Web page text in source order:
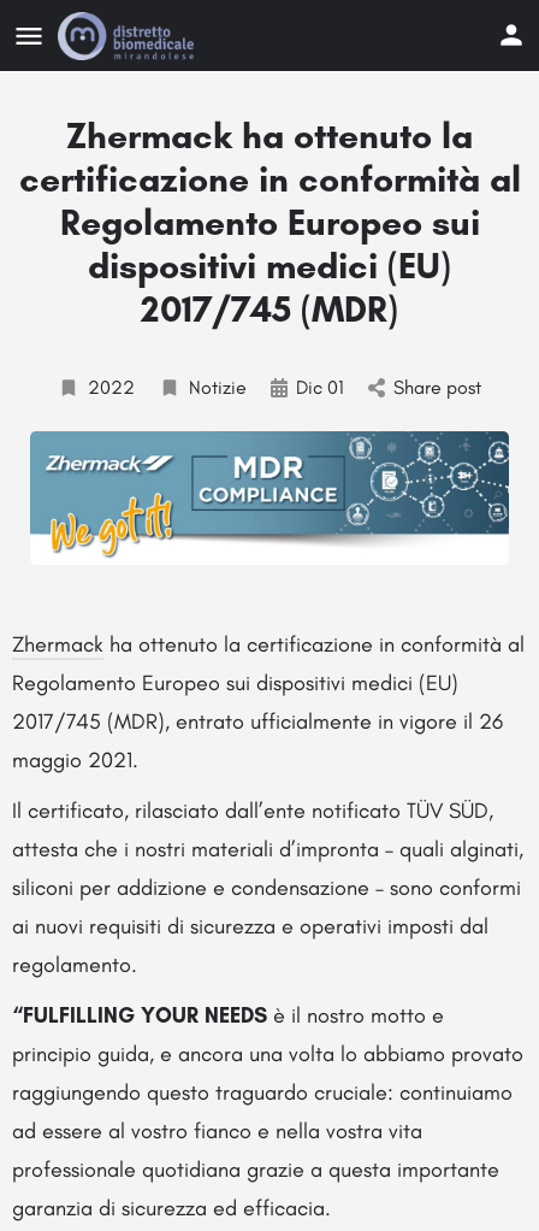
Zhermack ha ottenuto la
certificazione in conformità al
Regolamento Europeo sui
dispositivi medici (EU)
2017/745 (MDR)
2022 Notizie Dic 01 Share post
Zhermack ha ottenuto la certificazione in conformità al
Regolamento Europeo sui dispositivi medici (EU)
2017/745 (MDR), entrato ufficialmente in vigore il 26
maggio 2021.
Il certificato, rilasciato dall’ente notificato TÜV SÜD,
attesta che i nostri materiali d’impronta – quali alginati,
siliconi per addizione e condensazione – sono conformi
ai nuovi requisiti di sicurezza e operativi imposti dal
regolamento.
“FULFILLING YOUR NEEDS è il nostro motto e
principio guida, e ancora una volta lo abbiamo provato
raggiungendo questo traguardo cruciale: continuiamo
ad essere al vostro fianco e nella vostra vita
professionale quotidiana grazie a questa importante
garanzia di sicurezza ed efficacia.